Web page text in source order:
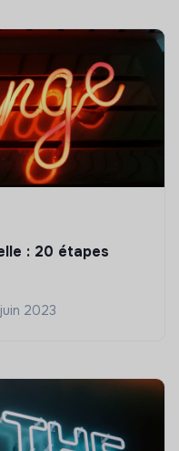
: 20 étapes
2023